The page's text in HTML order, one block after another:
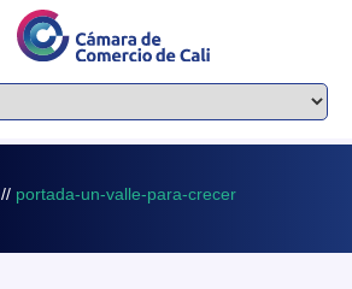
// portada-un-valle-para-crecer